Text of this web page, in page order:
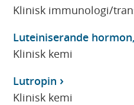
Klinisk immunologi/
Luteiniserande
Klinisk kemi
Lutropin
Klinisk kemi